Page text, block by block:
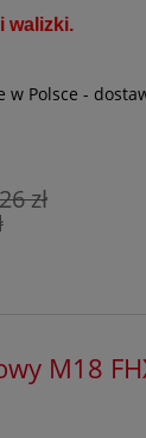
walizki.
w Polsce -
zł
M18